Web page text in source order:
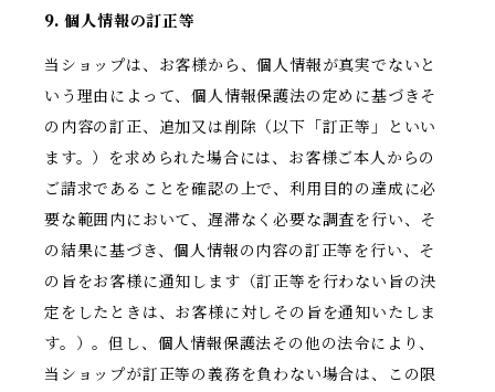
9. 個人情報の訂正等
当ショップは、お客様から、個人情報が真実でないと
いう理由によって、個人情報保護法の定めに基づきそ
の内容の訂正、追加又は削除（以下「訂正等」といい
ます。）を求められた場合には、お客様ご本人からの
ご請求であることを確認の上で、利用目的の達成に必
要な範囲内において、遅滞なく必要な調査を行い、そ
の結果に基づき、個人情報の内容の訂正等を行い、そ
の旨をお客様に通知します（訂正等を行わない旨の決
定をしたときは、お客様に対しその旨を通知いたしま
す。）。但し、個人情報保護法その他の法令により、
当ショップが訂正等の義務を負わない場合は、この限